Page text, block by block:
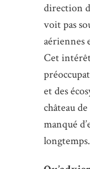
direction
voit pas
aériennes
Cet
et des
château
manqué
longtemps.